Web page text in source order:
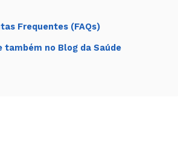
queimação.
Frequentes (FAQs)
também no Blog da Saúde